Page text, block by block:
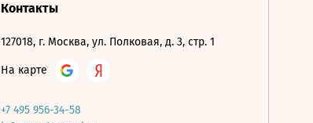
Контакты
127018, г. Москва, ул. Полковая, д. 3, стр. 1
На карте
+7 495 956-34-58